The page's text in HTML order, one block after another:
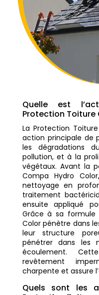
Quelle est
Protection Toiture
La Protection
action principale de
les dégradations
pollution, et à la
végétaux. Avant la
Compa Hydro
nettoyage en
traitement
ensuite appliqué
Grâce à sa formule
Color pénètre dans
leur structure
pénétrer dans les
écoulement.
revêtement
charpente et assure
Quels sont les